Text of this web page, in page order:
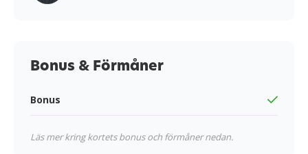
Bonus & Förmåner
Bonus
Läs mer kring kortets bonus och förmåner nedan.